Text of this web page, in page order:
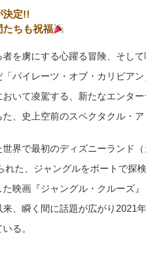
決定!!
たちも祝福
を虜にする心躍る冒険、そし
パイレーツ・オブ・カリビア
いて凌駕する、新たなエンタ
、史上空前のスペクタクル・ア
界で最初のディズニーランド
た、ジャングルをボートで探検
映画『ジャングル・クルーズ
、瞬く間に話題が広がり2021
る。